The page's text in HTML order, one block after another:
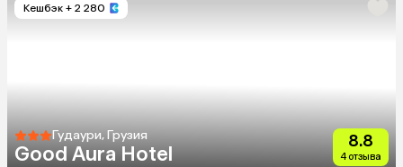
Кешбэк + 2 280
Гудаури, Грузия
Good Aura Hotel
8.8
4 отзыва